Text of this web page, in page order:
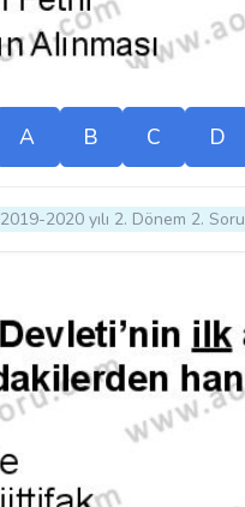
A B C D
2019-2020 yılı 2. Dönem 2. Soru